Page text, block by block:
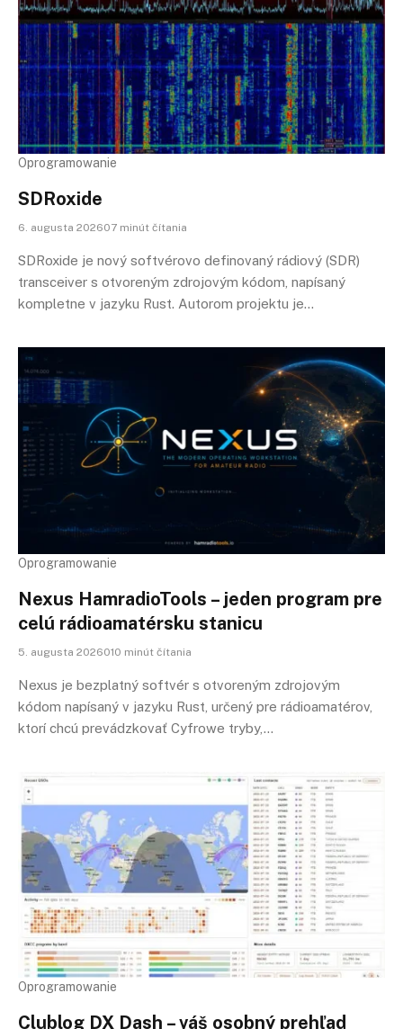
Oprogramowanie
SDRoxide
6. augusta 202607 minút čítania
SDRoxide je nový softvérovo definovaný rádiový (SDR)
transceiver s otvoreným zdrojovým kódom, napísaný
kompletne v jazyku Rust. Autorom projektu je…
Oprogramowanie
Nexus HamradioTools – jeden program pre
celú rádioamatérsku stanicu
5. augusta 2026010 minút čítania
Nexus je bezplatný softvér s otvoreným zdrojovým
kódom napísaný v jazyku Rust, určený pre rádioamatérov,
ktorí chcú prevádzkovať Cyfrowe tryby,…
Oprogramowanie
Clublog DX Dash – váš osobný prehľad